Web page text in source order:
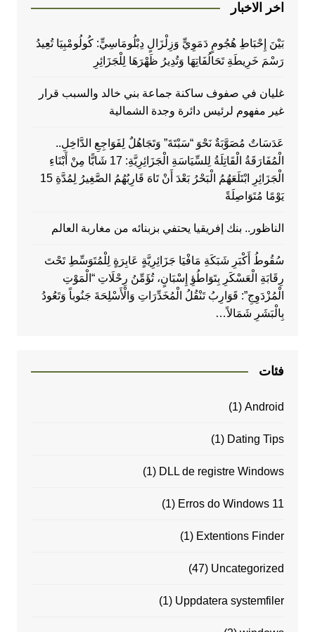
اخر الاخبار
بَيْنَ إِحْبَاطِ هُجُومٍ دَمَوِيٍّ وَزِلْزَالٍ دِبْلُومَاسِيٍّ: كُولُومْبِيَا تُعِيدُ
رَسْمَ خَرِيطَةِ تَحَالُفَاتِهَا وَتُدِيرُ ظَهْرَهَا لِلْجَزَائِرِ
غليان في صفوف ساكنة جماعة بني خالد والسبب قرار
غير مفهوم لرئيس دائرة وجدة الشمالية
عَدَسَاتٌ مُصَوَّبَةٌ نَحْوَ “سَبْتَةَ” وَتَجَاهُلٌ لِفَوَاجِعِ الدَّاخِلِ..
الْمُفَارَقَةُ الْقَاتِلَةُ لِلسِّيَاسَةِ الْجَزَائِرِيَّةِ: 17 شَابًّا مِنْ أَبْنَاءِ
الْجَزَائِرِ ابْتَلَعَهُمُ الْبَحْرُ بَعْدَ أَنْ تَاهَ قَارِبُهُمُ الصَّغِيرُ لِمُدَّةِ 15
يَوْمًا مُتَوَاصِلَةً
الناظور.. بنك إفريقيا يحتفي بزبنائه من مغاربة العالم
سُقُوطُ أَكْبَرِ شَبَكَةِ مَافْيَا جَزَائِرِيَّةٍ عَابِرَةٍ لِلْمُتَوَسِّطِ تَحْتَ
رِقَابَةِ الْعَسْكَرِ بِتَوَاطُؤِ إِسْبَانٍ، تُؤَمِّنُ رِحْلَاتِ “الْمَوْتِ
الْمُزْدَوِجِ”: قَوَارِبُ تَنْقُلُ الْمُخَدِّرَاتِ وَالْأَسْلِحَةَ جَنُوباً وَتَعُودُ
بِالْبَشَرِ شَمَالاً…
فئات
Android
(1)
Dating Tips
(1)
DLL de registre Windows
(1)
Erros do Windows 11
(1)
Extentions Finder
(1)
Uncategorized
(47)
Uppdatera systemfiler
(1)